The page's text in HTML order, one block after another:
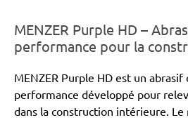
MENZER Purple HD –
performance pour la
MENZER Purple HD est un
performance développé pour
dans la construction intérieure. Le